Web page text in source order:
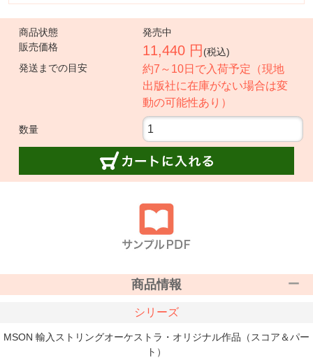
商品状態
発売中
販売価格
11,440 円 (税込)
発送までの目安
約7～10日で入荷予定（現地
出版社に在庫がない場合は変
動の可能性あり）
数量
商品情報
シリーズ
MSON 輸入ストリングオーケストラ・オリジナル作品（スコア＆パー
ト）